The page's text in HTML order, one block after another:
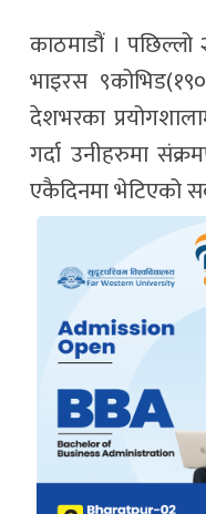
काठमाडौं । पछिल्लो
भाइरस
देशभरका
गर्दा उनीहरुमा
एकैदिनमा भेटिएको